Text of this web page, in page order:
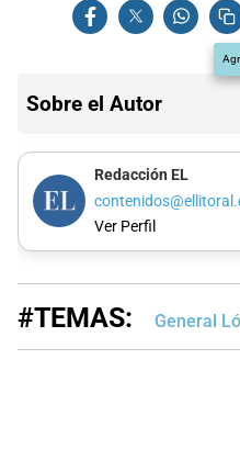
Sobre el Autor
Redacción EL
Ver Perfil
#TEMAS: General